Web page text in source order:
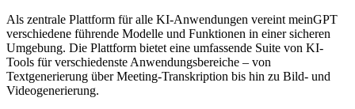
Als zentrale Plattform für alle KI-Anwendungen vereint meinGPT
verschiedene führende Modelle und Funktionen in einer sicheren
Umgebung. Die Plattform bietet eine umfassende Suite von KI-
Tools für verschiedenste Anwendungsbereiche – von
Textgenerierung über Meeting-Transkription bis hin zu Bild- und
Videogenerierung.